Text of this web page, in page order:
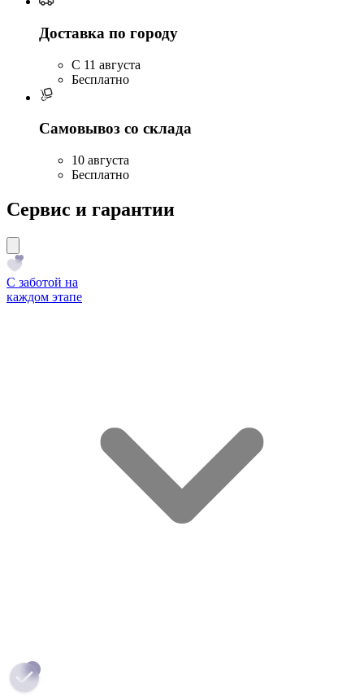
Доставка по городу
C 11 августа
Бесплатно
Самовывоз со склада
10 августа
Бесплатно
Сервис и гарантии
С заботой на
каждом этапе